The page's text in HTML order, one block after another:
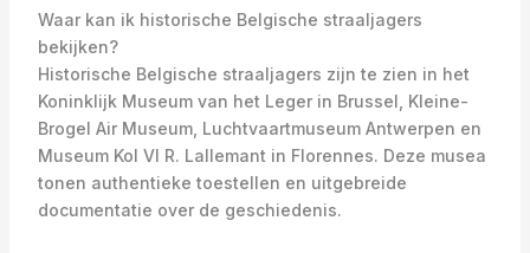
Waar kan ik historische Belgische straaljagers
bekijken?
Historische Belgische straaljagers zijn te zien in het
Koninklijk Museum van het Leger in Brussel, Kleine-
Brogel Air Museum, Luchtvaartmuseum Antwerpen en
Museum Kol VI R. Lallemant in Florennes. Deze musea
tonen authentieke toestellen en uitgebreide
documentatie over de geschiedenis.